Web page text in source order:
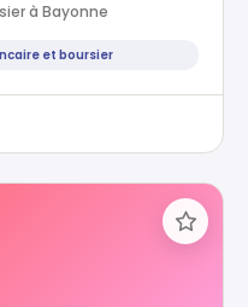
à Bayonne
et boursier